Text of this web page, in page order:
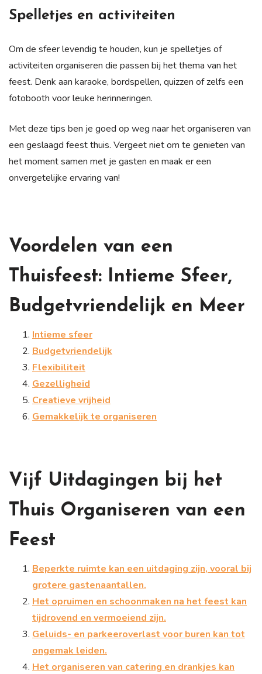
Spelletjes en activiteiten
Om de sfeer levendig te houden, kun je spelletjes of
activiteiten organiseren die passen bij het thema van het
feest. Denk aan karaoke, bordspellen, quizzen of zelfs een
fotobooth voor leuke herinneringen.
Met deze tips ben je goed op weg naar het organiseren van
een geslaagd feest thuis. Vergeet niet om te genieten van
het moment samen met je gasten en maak er een
onvergetelijke ervaring van!
Voordelen van een
Thuisfeest: Intieme Sfeer,
Budgetvriendelijk en Meer
Intieme sfeer
Budgetvriendelijk
Flexibiliteit
Gezelligheid
Creatieve vrijheid
Gemakkelijk te organiseren
Vijf Uitdagingen bij het
Thuis Organiseren van een
Feest
Beperkte ruimte kan een uitdaging zijn, vooral bij
grotere gastenaantallen.
Het opruimen en schoonmaken na het feest kan
tijdrovend en vermoeiend zijn.
Geluids- en parkeeroverlast voor buren kan tot
ongemak leiden.
Het organiseren van catering en drankjes kan